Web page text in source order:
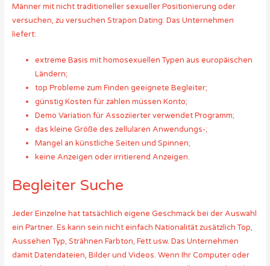
Männer mit nicht traditioneller sexueller Positionierung oder
versuchen, zu versuchen Strapon Dating. Das Unternehmen
liefert:
extreme Basis mit homosexuellen Typen aus europäischen
Ländern;
top Probleme zum Finden geeignete Begleiter;
günstig Kosten für zahlen müssen Konto;
Demo Variation für Assoziierter verwendet Programm;
das kleine Größe des zellularen Anwendungs-;
Mangel an künstliche Seiten und Spinnen;
keine Anzeigen oder irritierend Anzeigen.
Begleiter Suche
Jeder Einzelne hat tatsächlich eigene Geschmack bei der Auswahl
ein Partner. Es kann sein nicht einfach Nationalität zusätzlich Top,
Aussehen Typ, Strähnen Farbton, Fett usw. Das Unternehmen
damit Datendateien, Bilder und Videos. Wenn Ihr Computer oder